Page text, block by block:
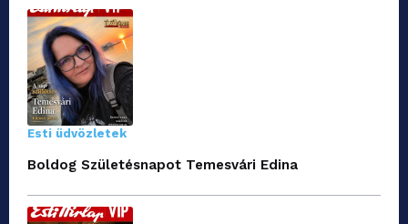
Esti üdvözletek
Boldog Születésnapot Temesvári Edina